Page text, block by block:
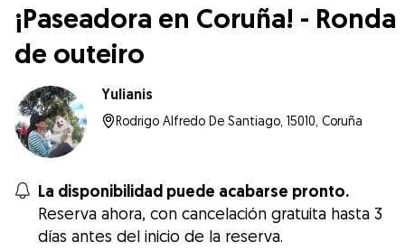
¡Paseadora en Coruña! - Ronda
de outeiro
Yulianis
Rodrigo Alfredo De Santiago, 15010, Coruña
La disponibilidad puede acabarse pronto.
Reserva ahora, con cancelación gratuita hasta 3
días antes del inicio de la reserva.